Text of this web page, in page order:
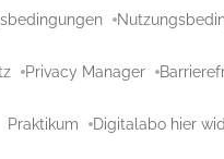
Privacy Manager
Praktikum Digitalabo hier